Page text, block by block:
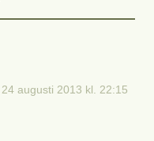
24 augusti 2013 kl. 22:15